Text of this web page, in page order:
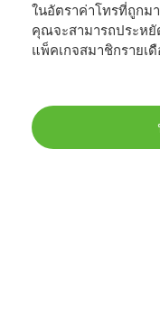
ในอัตราค่าโทรที่ถูกม
คุณจะสามารถประห
แพ็คเกจสมาชิกรายเ